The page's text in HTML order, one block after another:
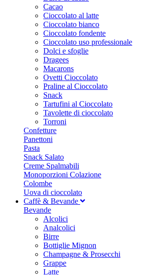
Cacao
Cioccolato al latte
Cioccolato bianco
Cioccolato fondente
Cioccolato uso professionale
Dolci e sfoglie
Dragees
Macarons
Ovetti Cioccolato
Praline al Cioccolato
Snack
Tartufini al Cioccolato
Tavolette di cioccolato
Torroni
Confetture
Panettoni
Pasta
Snack Salato
Creme Spalmabili
Monoporzioni Colazione
Colombe
Uova di cioccolato
Caffè & Bevande
Bevande
Alcolici
Analcolici
Birre
Bottiglie Mignon
Champagne & Prosecchi
Grappe
Latte